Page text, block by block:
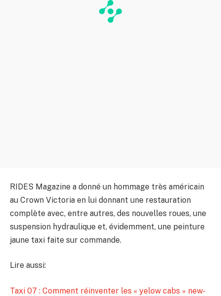
RIDES Magazine a donné un hommage très américain
au Crown Victoria en lui donnant une restauration
complète avec, entre autres, des nouvelles roues, une
suspension hydraulique et, évidemment, une peinture
jaune taxi faite sur commande.
Lire aussi:
Taxi 07 : Comment réinventer les « yelow cabs » new-